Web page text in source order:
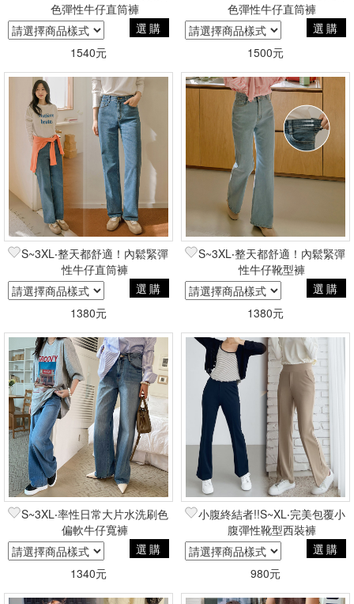
色彈性牛仔直筒褲
選購
1540元
色彈性牛仔直筒褲
選購
1500元
S~3XL‧整天都舒適！內鬆緊彈
性牛仔直筒褲
選購
1380元
S~3XL‧整天都舒適！內鬆緊彈
性牛仔靴型褲
選購
1380元
S~3XL‧率性日常大片水洗刷色
偏軟牛仔寬褲
選購
1340元
小腹終結者!!S~XL‧完美包覆小
腹彈性靴型西裝褲
選購
980元